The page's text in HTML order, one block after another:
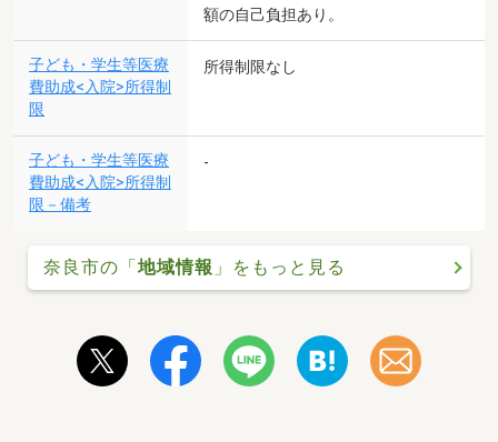
額の自己負担あり。
子ども・学生等医療
費助成<入院>所得制
限
所得制限なし
子ども・学生等医療
費助成<入院>所得制
限－備考
-
奈良市の「 地域情報 」をもっと見る